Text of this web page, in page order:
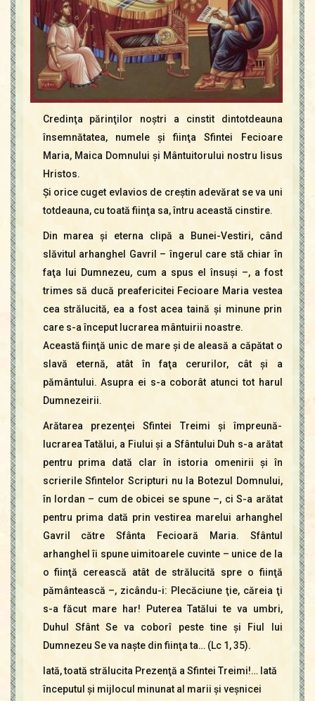
Credinţa părinţilor noştri a cinstit dintotdeauna
însemnătatea, numele şi fiinţa Sfintei Fecioare
Maria, Maica Domnului şi Mântuitorului nostru Iisus
Hristos.
Şi orice cuget evlavios de creştin adevărat se va uni
totdeauna, cu toată fiinţa sa, întru această cinstire.
Din marea şi eterna clipă a Bunei-Vestiri, când
slăvitul arhanghel Gavril – îngerul care stă chiar în
faţa lui Dumnezeu, cum a spus el însuşi –, a fost
trimes să ducă preafericitei Fecioare Maria vestea
cea strălucită, ea a fost acea taină şi minune prin
care s-a început lucrarea mântuirii noastre.
Această fiinţă unic de mare şi de aleasă a căpătat o
slavă eternă, atât în faţa cerurilor, cât şi a
pământului. Asupra ei s-a coborât atunci tot harul
Dumnezeirii.
Arătarea prezenţei Sfintei Treimi şi împreună-
lucrarea Tatălui, a Fiului şi a Sfântului Duh s-a arătat
pentru prima dată clar în istoria omenirii şi în
scrierile Sfintelor Scripturi nu la Botezul Domnului,
în Iordan – cum de obicei se spune –, ci S-a arătat
pentru prima dată prin vestirea marelui arhanghel
Gavril către Sfânta Fecioară Maria. Sfântul
arhanghel îi spune uimitoarele cuvinte – unice de la
o fiinţă cerească atât de strălucită spre o fiinţă
pământească –, zicându-i: Plecăciune ţie, căreia ţi
s-a făcut mare har! Puterea Tatălui te va umbri,
Duhul Sfânt Se va coborî peste tine şi Fiul lui
Dumnezeu Se va naşte din fiinţa ta… (Lc 1, 35).
Iată, toată strălucita Prezenţă a Sfintei Treimi!… Iată
începutul şi mijlocul minunat al marii şi veşnicei